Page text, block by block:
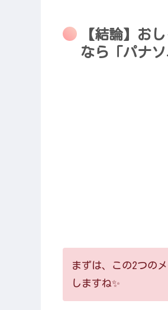
【結論】お
なら「パナソ
まずは、この2つの
しますね✨